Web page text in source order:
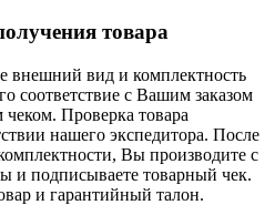
товара
внешний вид и комплектность
соответствие с Вашим заказом
Проверка товара
нашего экспедитора. После
Вы производите с
и подписываете товарный чек.
и гарантийный талон.